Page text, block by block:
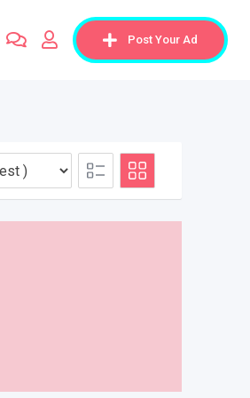
Post Your Ad